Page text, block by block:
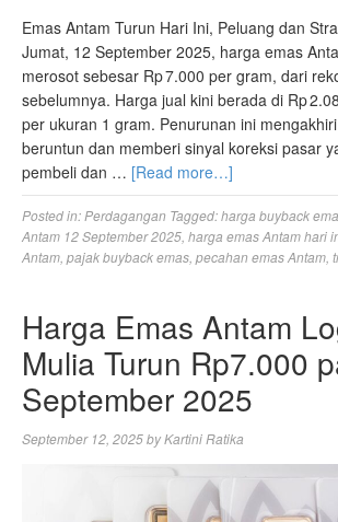
Emas Antam Turun Hari Ini, Peluang dan
Jumat, 12 September 2025, harga emas
merosot sebesar Rp 7.000 per gram, dari
sebelumnya. Harga jual kini berada di Rp
per ukuran 1 gram. Penurunan ini
beruntun dan memberi sinyal koreksi pasar
pembeli dan … [Read more…]
Posted in: Perdagangan Tagged:harga buyback
Antam 12 September 2025 harga emas Antam hari
Antam pajak buyback emas pecahan emas Antam
Harga Emas Antam
Mulia Turun Rp7.000
September 2025
September 12, 2025byKartini Ratika